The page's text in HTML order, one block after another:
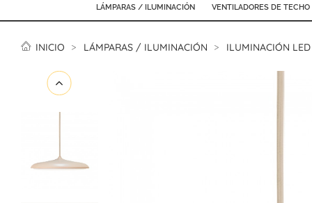
LÁMPARAS / ILUMINACIÓN VENTILADORES DE TECHO
INICIO LÁMPARAS / ILUMINACIÓN ILUMINACIÓN LED